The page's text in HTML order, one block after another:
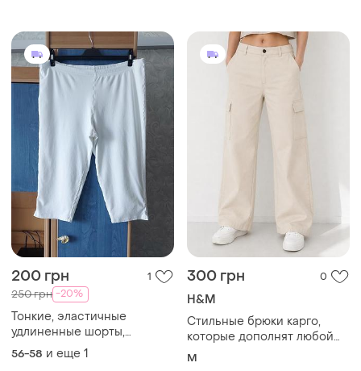
200 грн 1
250 грн -20%
Тонкие, эластичные
удлиненные шорты,
бриджи, 56-58-60, хлопок,
эластан, нитеньки
56-58 и еще 1
300 грн 0
H&M
Стильные брюки карго,
которые дополнят любой
образ.
M